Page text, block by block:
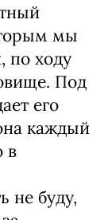
мы
по ходу
Под
его
каждый
в
не буду,